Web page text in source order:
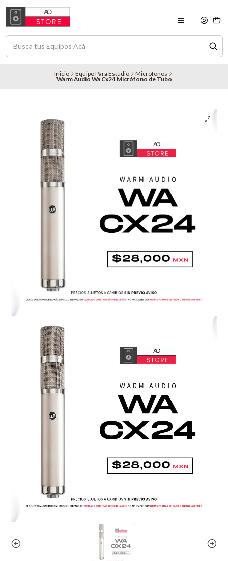
Inicio Equipo Para Estudio Microfonos
Warm Audio Wa Cx24 Micrófono de Tubo